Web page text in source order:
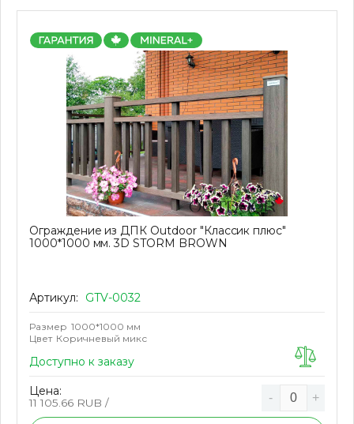
Ограждение из ДПК Outdoor "Классик плюс"
1000*1000 мм. 3D STORM BROWN
Артикул: GTV-0032
Размер 1000*1000 мм
Цвет Коричневый микс
Доступно к заказу
Цена:
11 105.66 RUB / - +